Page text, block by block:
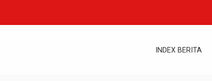
INDEX BERITA